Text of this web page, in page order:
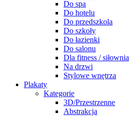
Do spa
Do hotelu
Do przedszkola
Do szkoły
Do łazienki
Do salonu
Dla fitness / siłownia
Na drzwi
Stylowe wnętrza
Plakaty
Kategorie
3D/Przestrzenne
Abstrakcja